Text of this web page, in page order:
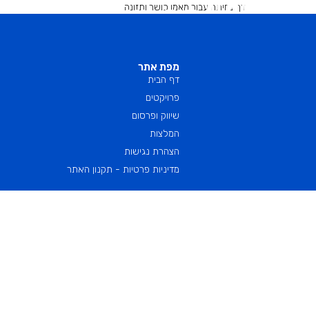
דף הבית שיווק דיגיטלי לעסקים בניית אתרים דף נחיתה עבור מאמן כושר ותזונה.
מפת אתר
דף הבית
פרויקטים
שיווק ופרסום
המלצות
הצהרת נגישות
מדיניות פרטיות - תקנון האתר